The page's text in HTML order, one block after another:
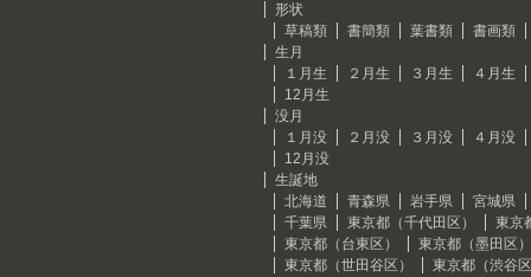
形状
草稿類
書簡類 葉書類
書画類
生月
１月生
２月生 ３月生
４月生
12月生
没月
１月没
２月没 ３月没
４月没
12月没
生誕地
北海道
青森県 岩手県
宮城県
千葉県
東京都（千代田区）
東京
東京都（台東区）
東京都（墨田区）
東京都（世田谷区）
東京都（渋谷